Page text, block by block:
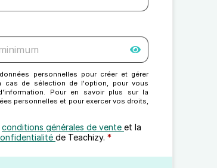
personnelles pour créer et gérer
cas de sélection de l'option, pour vous
Pour en savoir plus sur la
personnelles et pour exercer vos droits,
conditions générales de vente et la
de Teachizy. *